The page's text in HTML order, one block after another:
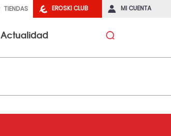
EROSKI CLUB MI CUENTA
TIENDAS
Actualidad